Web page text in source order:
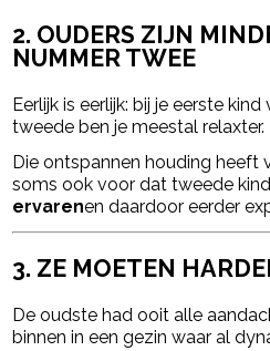
2. OUDERS ZIJN
NUMMER TWEE
Eerlijk is eerlijk: bij je eerste
tweede ben je meestal relaxter.
Die ontspannen houding
soms ook voor dat tweede
ervarenen daardoor eerder
3. ZE MOETEN
De oudste had ooit alle
binnen in een gezin waar al